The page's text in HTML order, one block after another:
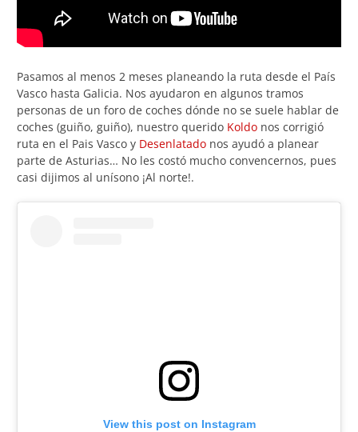
Pasamos al menos 2 meses planeando la ruta desde el País
Vasco hasta Galicia. Nos ayudaron en algunos tramos
personas de un foro de coches dónde no se suele hablar de
coches (guiño, guiño), nuestro querido Koldo nos corrigió
ruta en el Pais Vasco y Desenlatado nos ayudó a planear
parte de Asturias… No les costó mucho convencernos, pues
casi dijimos al unísono ¡Al norte!.
View this post on Instagram